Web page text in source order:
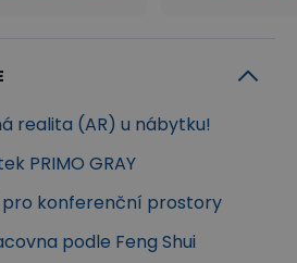
se našimi návrhy
nábytkuPRIMO GRAYv
showroomu
prvky nábytku, které
realita (AR) u nábytku!
PRIMO GRAY
pro konferenční prostory
podle Feng Shui